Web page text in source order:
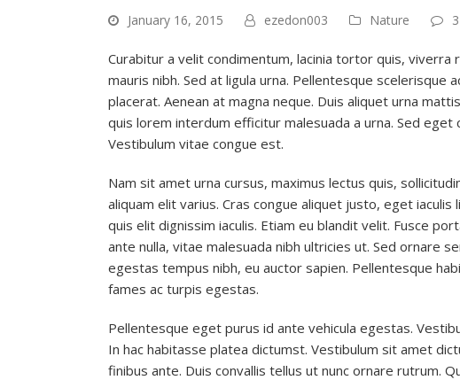
January 16, 2015 ezedon003 Nature
Curabitur a velit condimentum, lacinia tortor quis, viverra
mauris nibh. Sed at ligula urna. Pellentesque scelerisque
placerat. Aenean at magna neque. Duis aliquet urna
quis lorem interdum efficitur malesuada a urna. Sed
Vestibulum vitae congue est.
Nam sit amet urna cursus, maximus lectus quis,
aliquam elit varius. Cras congue aliquet justo, eget
quis elit dignissim iaculis. Etiam eu blandit velit. Fusce
ante nulla, vitae malesuada nibh ultricies ut. Sed ornare
egestas tempus nibh, eu auctor sapien. Pellentesque
fames ac turpis egestas.
Pellentesque eget purus id ante vehicula egestas.
In hac habitasse platea dictumst. Vestibulum sit amet
finibus ante. Duis convallis tellus ut nunc ornare rutrum.